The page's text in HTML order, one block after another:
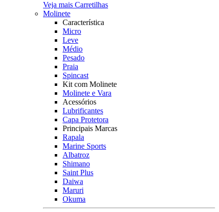
Veja mais Carretilhas
Molinete
Característica
Micro
Leve
Médio
Pesado
Praia
Spincast
Kit com Molinete
Molinete e Vara
Acessórios
Lubrificantes
Capa Protetora
Principais Marcas
Rapala
Marine Sports
Albatroz
Shimano
Saint Plus
Daiwa
Maruri
Okuma